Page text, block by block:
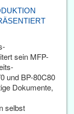
sein MFP-
und BP-80C80
Dokumente,
selbst